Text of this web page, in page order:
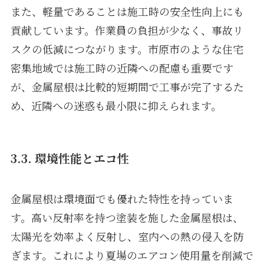
また、軽量であることは施工時の安全性向上にも
貢献しています。作業員の負担が少なく、事故リ
スクの低減につながります。市原市のような住宅
密集地域では施工時の近隣への配慮も重要です
が、金属屋根は比較的短期間で工事が完了するた
め、近隣への迷惑も最小限に抑えられます。
3.3. 環境性能とエコ性
金属屋根は環境面でも優れた特性を持っていま
す。高い反射率を持つ塗装を施した金属屋根は、
太陽光を効率よく反射し、室内への熱の侵入を防
ぎます。これにより夏場のエアコン使用量を削減で